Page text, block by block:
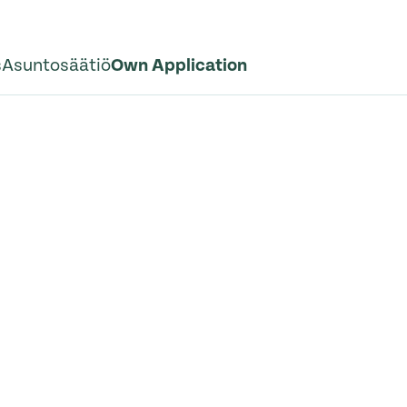
AsuntosäätiöOwn Application